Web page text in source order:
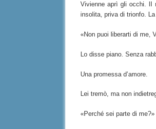
Vivienne aprì gli occhi. Il
insolita, priva di trionfo.
«Non puoi liberarti di me,
Lo disse piano. Senza
Una promessa d’amore.
Lei tremò, ma non
«Perché sei parte di me?»